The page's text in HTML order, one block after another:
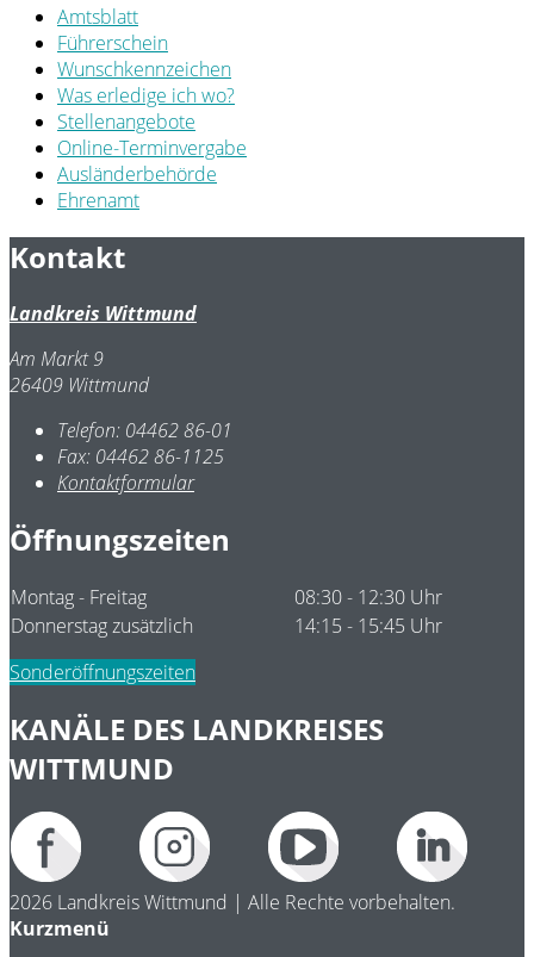
Amtsblatt
Führerschein
Wunschkennzeichen
Was erledige ich wo?
Stellenangebote
Online-Terminvergabe
Ausländerbehörde
Ehrenamt
Kontakt
Landkreis Wittmund
Am Markt 9
26409 Wittmund
Telefon: 04462 86-01
Fax: 04462 86-1125
Kontaktformular
Öffnungszeiten
Montag - Freitag
08:30 - 12:30 Uhr
Donnerstag zusätzlich
14:15 - 15:45 Uhr
Sonderöffnungszeiten
KANÄLE DES LANDKREISES
WITTMUND
2026 Landkreis Wittmund | Alle Rechte vorbehalten.
Kurzmenü